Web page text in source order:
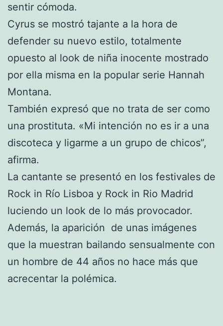
sentir cómoda.
Cyrus se mostró tajante a la hora de
defender su nuevo estilo, totalmente
opuesto al look de niña inocente mostrado
por ella misma en la popular serie Hannah
Montana.
También expresó que no trata de ser como
una prostituta. «Mi intención no es ir a una
discoteca y ligarme a un grupo de chicos”,
afirma.
La cantante se presentó en los festivales de
Rock in Río Lisboa y Rock in Rio Madrid
luciendo un look de lo más provocador.
Además, la aparición de unas imágenes
que la muestran bailando sensualmente con
un hombre de 44 años no hace más que
acrecentar la polémica.